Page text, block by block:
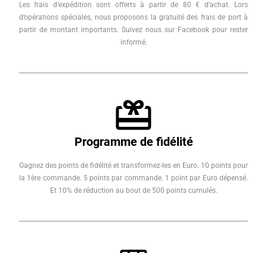
Les frais d’expédition sont offerts à partir de 80 € d’achat. Lors
d’opérations spéciales, nous proposons la gratuité des frais de port à
partir de montant importants. Suivez nous sur Facebook pour rester
informé.
Programme de fidélité
Gagnez des points de fidélité et transformez-les en Euro. 10 points pour
la 1ère commande. 5 points par commande. 1 point par Euro dépensé.
Et 10% de réduction au bout de 500 points cumulés.